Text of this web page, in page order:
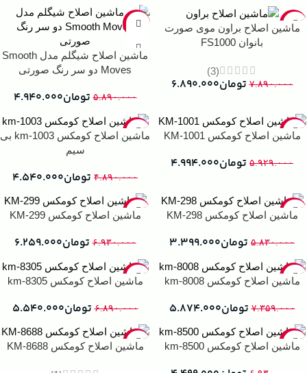
-13%
ماشین اصلاح براون موی صورت
بانوان FS1000
(3)
۷.۸۹۰.۰۰۰ تومان۶.۸۹۰.۰۰۰
-16%
ماشین اصلاح شیگلم مدل Smooth
Moves دو سر رنگ صورتی
۵.۸۹۰.۰۰۰ تومان۴.۹۴۰.۰۰۰
-16%
ماشین اصلاح کومکس KM-1001
۵.۹۲۹.۰۰۰ تومان۴.۹۹۴.۰۰۰
-7%
ماشین اصلاح کومکس km-1003 بی
سیم
۴.۸۹۰.۰۰۰ تومان۴.۵۴۰.۰۰۰
-42%
ماشین اصلاح کومکس KM-298
۵.۸۳۰.۰۰۰ تومان۳.۳۹۹.۰۰۰
-10%
ماشین اصلاح کومکس KM-299
۶.۹۳۰.۰۰۰ تومان۶.۲۵۹.۰۰۰
-20%
ماشین اصلاح کومکس km-8008
۷.۳۵۹.۰۰۰ تومان۵.۸۷۴.۰۰۰
-20%
ماشین اصلاح کومکس km-8305
۶.۸۹۰.۰۰۰ تومان۵.۵۴۰.۰۰۰
-35%
ماشین اصلاح کومکس km-8500 -29%
ماشین اصلاح کومکس KM-8688